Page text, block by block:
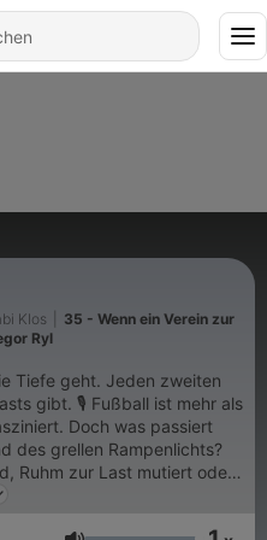
Klos
35 - Wenn ein Verein zur
Ryl
Tiefe geht. Jeden zweiten
ist mehr als
Doch was passiert
des grellen Rampenlichts?
Ruhm zur Last mutiert oder
mit